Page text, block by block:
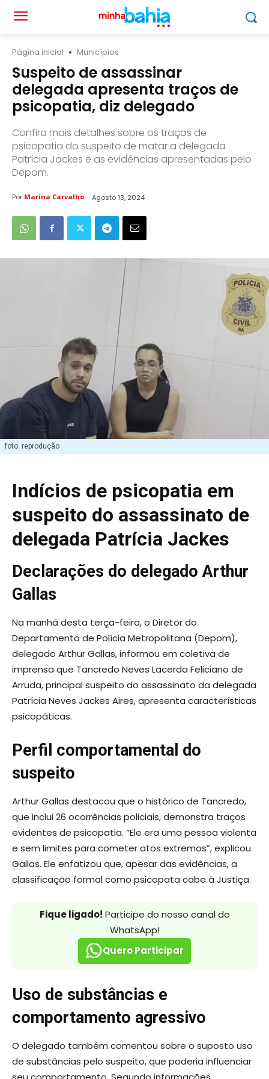
Página inicial Municípios
Suspeito de assassinar
delegada apresenta traços de
psicopatia, diz delegado
Confira mais detalhes sobre os traços de
psicopatia do suspeito de matar a delegada
Patrícia Jackes e as evidências apresentadas pelo
Depom.
Por Marina Carvalho Agosto 13, 2024
foto: reprodução
Indícios de psicopatia em
suspeito do assassinato de
delegada Patrícia Jackes
Declarações do delegado Arthur
Gallas
Na manhã desta terça-feira, o Diretor do
Departamento de Polícia Metropolitana (Depom),
delegado Arthur Gallas, informou em coletiva de
imprensa que Tancredo Neves Lacerda Feliciano de
Arruda, principal suspeito do assassinato da delegada
Patrícia Neves Jackes Aires, apresenta características
psicopáticas.
Perfil comportamental do
suspeito
Arthur Gallas destacou que o histórico de Tancredo,
que inclui 26 ocorrências policiais, demonstra traços
evidentes de psicopatia. “Ele era uma pessoa violenta
e sem limites para cometer atos extremos”, explicou
Gallas. Ele enfatizou que, apesar das evidências, a
classificação formal como psicopata cabe à Justiça.
Fique ligado! Participe do nosso canal do
WhatsApp!
Quero Participar
Uso de substâncias e
comportamento agressivo
O delegado também comentou sobre o suposto uso
de substâncias pelo suspeito, que poderia influenciar